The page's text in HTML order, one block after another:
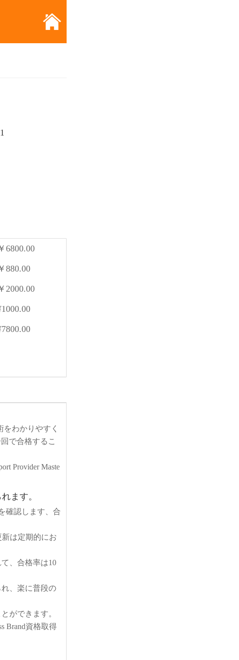
6800.00
880.00
2000.00
1000.00
7800.00
をわかりやすく
で合格するこ
Provider Maste
ます。
確認します、合
新は定期的にお
、合格率は10
、楽に普段の
ができます。
Brand資格取得